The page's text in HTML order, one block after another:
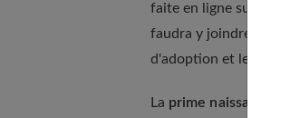
faite en ligne sur son
faudra y joindre les
d'adoption et les
La prime naissance